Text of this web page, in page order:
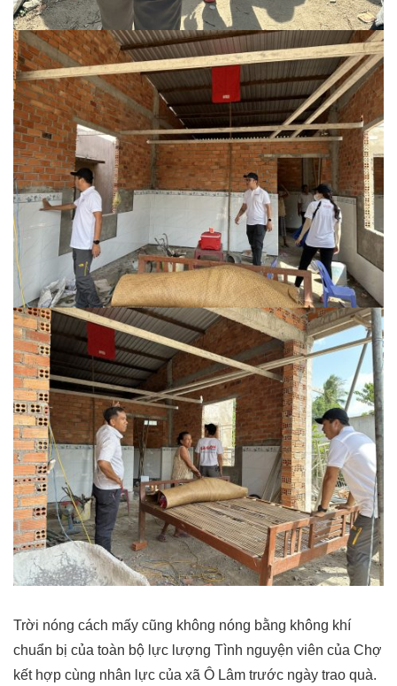
Trời nóng cách mấy cũng không nóng bằng không khí
chuẩn bị của toàn bộ lực lượng Tình nguyện viên của Chợ
kết hợp cùng nhân lực của xã Ô Lâm trước ngày trao quà.